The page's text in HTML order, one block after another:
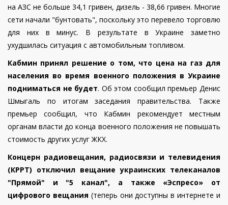
на АЗС не больше 34,1 гривен, дизель - 38,66 гривен. Многие
сети начали "бунтовать", поскольку это перевело торговлю
для них в минус.
В результате в Украине заметно
ухудшилась ситуация с автомобильным топливом.
Кабмин принял решение о том, что цена на газ для
населения во время военного положения в Украине
подниматься не будет. Об этом сообщил премьер Денис
Шмыгаль по итогам заседания правительства. Также
премьер сообщил, что Кабмин рекомендует местным
органам власти до конца военного положения не повышать
стоимость других услуг ЖКХ.
Концерн радиовещания, радиосвязи и телевидения
(КРРТ) отключил вещание украинских телеканалов
"Прямой" и "5 канал", а также «Эспресо» от
цифрового вещания (теперь они доступны в интернете и